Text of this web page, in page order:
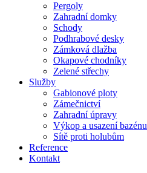
Pergoly
Zahradní domky
Schody
Podhrabové desky
Zámková dlažba
Okapové chodníky
Zelené střechy
Služby
Gabionové ploty
Zámečnictví
Zahradní úpravy
Výkop a usazení bazénu
Sítě proti holubům
Reference
Kontakt